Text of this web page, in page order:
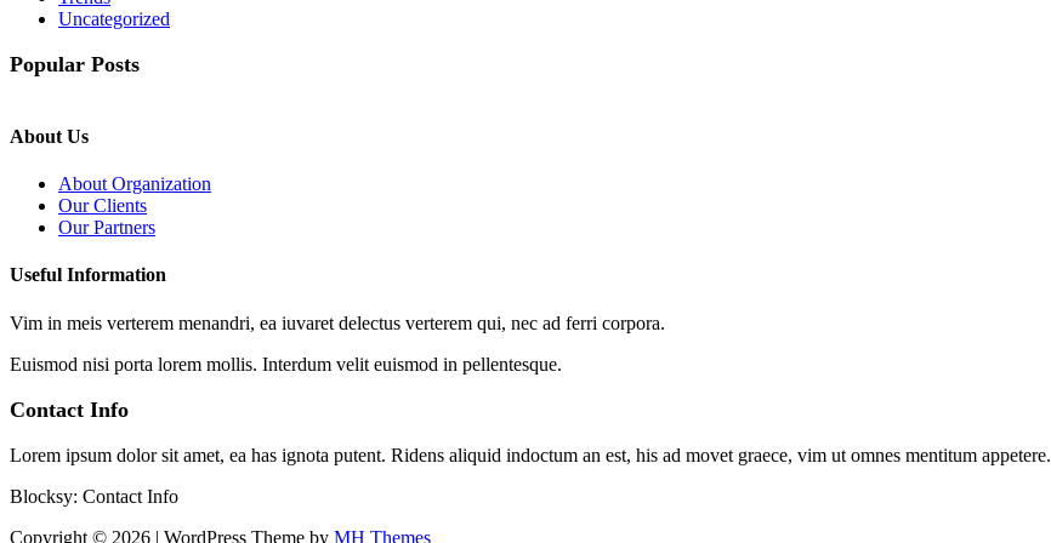
Uncategorized
Popular Posts
About Us
About Organization
Our Clients
Our Partners
Useful Information
Vim in meis verterem menandri, ea iuvaret delectus verterem qui, nec ad ferri corpora.
Euismod nisi porta lorem mollis. Interdum velit euismod in pellentesque.
Contact Info
Lorem ipsum dolor sit amet, ea has ignota putent. Ridens aliquid indoctum an est, his ad movet graece, vim ut omnes mentitum appetere.
Blocksy: Contact Info
Copyright © 2026 | WordPress Theme by MH Themes